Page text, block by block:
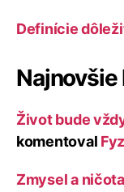
Definície
Život bude
komentoval
Zmysel a